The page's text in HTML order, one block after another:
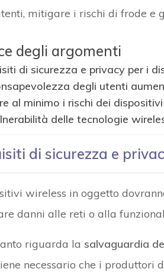
mitigare i rischi di frode e
degli argomenti
di sicurezza e privacy per i
degli utenti
al minimo i rischi dei
delle tecnologie
di sicurezza e
wireless in oggetto
danni alle reti o alla
riguarda la salvaguardia
necessario che i